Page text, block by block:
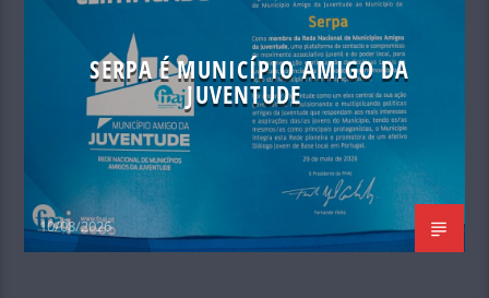
SERPA É MUNICÍPIO AMIGO DA
JUVENTUDE
10/08/2026